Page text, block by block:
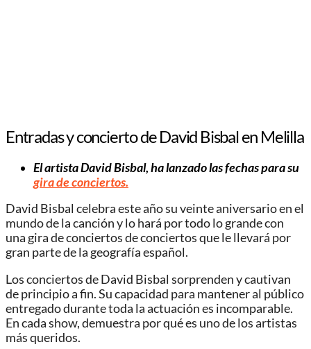
Entradas y concierto de David Bisbal en Melilla
El artista David Bisbal, ha lanzado las fechas para su
gira de conciertos.
David Bisbal celebra este año su veinte aniversario en el
mundo de la canción y lo hará por todo lo grande con
una gira de conciertos de conciertos que le llevará por
gran parte de la geografía español.
Los conciertos de David Bisbal sorprenden y cautivan
de principio a fin. Su capacidad para mantener al público
entregado durante toda la actuación es incomparable.
En cada show, demuestra por qué es uno de los artistas
más queridos.